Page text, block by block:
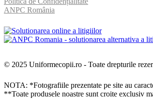
ANPC România
© 2025 Uniformecopii.ro - Toate drepturile
NOTA: *Fotografiile prezentate pe site au
**Toate produsele noastre sunt croite exclusiv